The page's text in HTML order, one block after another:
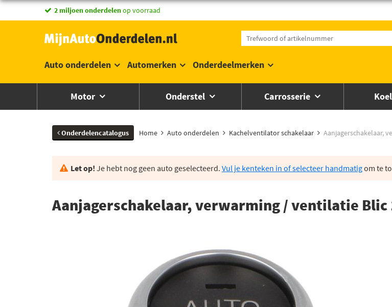
2 miljoen onderdelenop voorraad
Auto onderdelen Automerken Onderdeelmerken
Motor Onderstel Carrosserie
Onderdelencatalogus Home Auto onderdelen Kachelventilator schakelaar Aanjagerschakelaar,
Let op! Je hebt nog geen auto geselecteerd. Vul je kenteken in of selecteer handmatigom te
Aanjagerschakelaar, verwarming / ventilatie Blic